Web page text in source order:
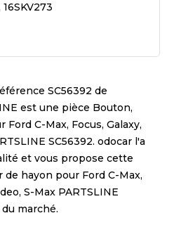
16SKV273
SC56392 de
est une pièce Bouton,
C-Max, Focus, Galaxy,
SC56392. odocar l'a
et vous propose cette
hayon pour Ford C-Max,
S-Max PARTSLINE
marché.